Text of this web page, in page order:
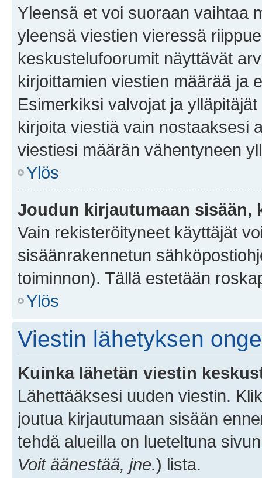
Yleensä et voi suoraan vaihtaa
yleensä viestien vieressä
keskustelufoorumit näyttävät
kirjoittamien viestien määrää ja
Esimerkiksi valvojat ja
kirjoita viestiä vain nostaaksesi
viestiesi määrän vähentyneen
Ylös
Joudun kirjautumaan sisään,
Vain rekisteröityneet käyttäjät
sisäänrakennetun
toiminnon). Tällä estetään
Ylös
Viestin lähetyksen
Kuinka lähetän viestin
Lähettääksesi uuden viestin.
joutua kirjautumaan sisään
tehdä alueilla on lueteltuna
Voit äänestää, jne.) lista.